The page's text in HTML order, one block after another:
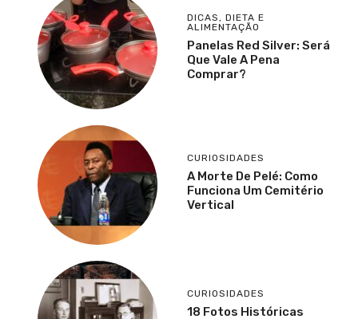
DICAS, DIETA E
ALIMENTAÇÃO
Panelas Red Silver: Será
Que Vale A Pena
Comprar?
CURIOSIDADES
A Morte De Pelé: Como
Funciona Um Cemitério
Vertical
CURIOSIDADES
18 Fotos Históricas